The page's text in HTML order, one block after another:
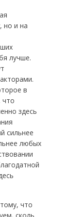
но и на
лучше.
в
что
здесь
сильнее
любых
что